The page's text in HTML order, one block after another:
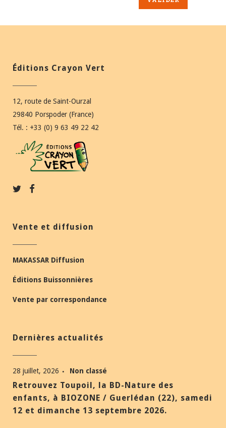
Éditions Crayon Vert
12, route de Saint-Ourzal
29840 Porspoder (France)
Tél. : +33 (0) 9 63 49 22 42
Vente et diffusion
MAKASSAR Diffusion
Éditions Buissonnières
Vente par correspondance
Dernières actualités
28 juillet, 2026 Non classé
Retrouvez Toupoil, la BD-Nature des
enfants, à BIOZONE / Guerlédan (22), samedi
12 et dimanche 13 septembre 2026.